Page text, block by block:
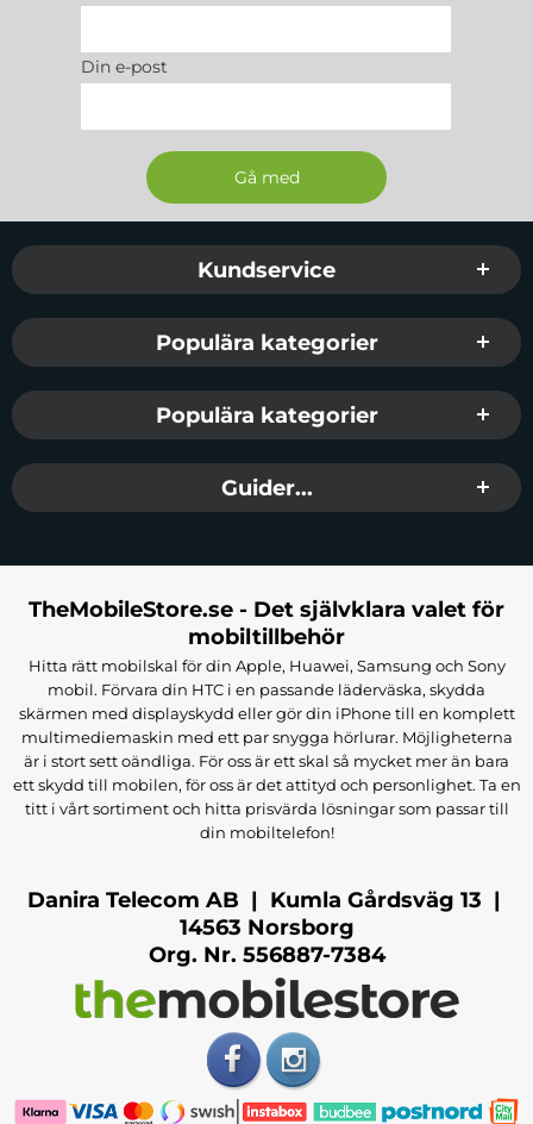
Din e-post
Sidfot Blandad info och länkar
Kundservice
Populära kategorier
Populära kategorier
Guider...
TheMobileStore.se - Det självklara valet för
mobiltillbehör
Hitta rätt mobilskal för din Apple, Huawei, Samsung och Sony
mobil. Förvara din HTC i en passande läderväska, skydda
skärmen med displayskydd eller gör din iPhone till en komplett
multimediemaskin med ett par snygga hörlurar. Möjligheterna
är i stort sett oändliga. För oss är ett skal så mycket mer än bara
ett skydd till mobilen, för oss är det attityd och personlighet. Ta en
titt i vårt sortiment och hitta prisvärda lösningar som passar till
din mobiltelefon!
Danira Telecom AB | Kumla Gårdsväg 13 |
14563 Norsborg
Org. Nr. 556887-7384